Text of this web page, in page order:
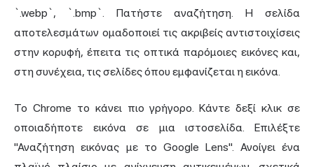
`.webp`, `.bmp`. Πατήστε αναζήτηση. Η σελίδα
αποτελεσμάτων ομαδοποιεί τις ακριβείς αντιστοιχίσεις
στην κορυφή, έπειτα τις οπτικά παρόμοιες εικόνες και,
στη συνέχεια, τις σελίδες όπου εμφανίζεται η εικόνα.
Το Chrome το κάνει πιο γρήγορο. Κάντε δεξί κλικ σε
οποιαδήποτε εικόνα σε μια ιστοσελίδα. Επιλέξτε
"Αναζήτηση εικόνας με το Google Lens". Ανοίγει ένα